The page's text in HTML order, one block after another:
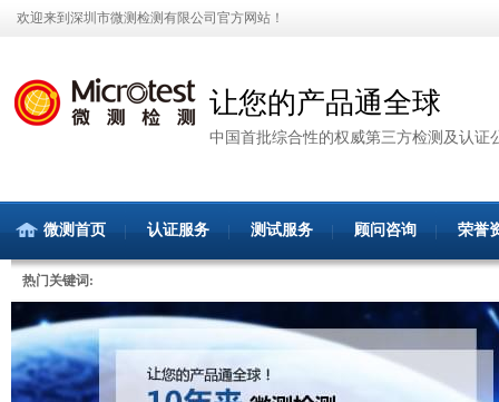
欢迎来到深圳市微测检测有限公司官方网站！
让您的产品通全球
中国首批综合性的权威第三方检测及认证
微测首页 认证服务 测试服务 顾问咨询 荣誉
热门关键词: